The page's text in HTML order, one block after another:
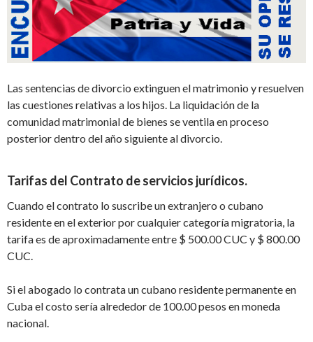
Las sentencias de divorcio extinguen el matrimonio y resuelven
las cuestiones relativas a los hijos. La liquidación de la
comunidad matrimonial de bienes se ventila en proceso
posterior dentro del año siguiente al divorcio.
Tarifas del Contrato de servicios jurídicos.
Cuando el contrato lo suscribe un extranjero o cubano
residente en el exterior por cualquier categoría migratoria, la
tarifa es de aproximadamente entre $ 500.00 CUC y $ 800.00
CUC.
Si el abogado lo contrata un cubano residente permanente en
Cuba el costo sería alrededor de 100.00 pesos en moneda
nacional.